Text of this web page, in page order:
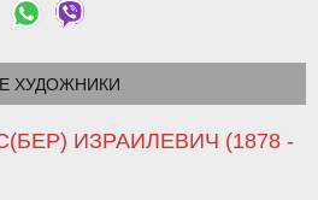
ХУДОЖНИКИ
ИЗРАИЛЕВИЧ (1878 -